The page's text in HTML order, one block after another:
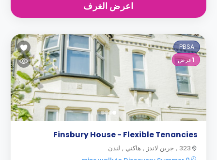
اعرض الغرف
PBSA
1عرض
Finsbury House - Flexible Tenancies
323 , جرين لاندز , هاكني , لندن